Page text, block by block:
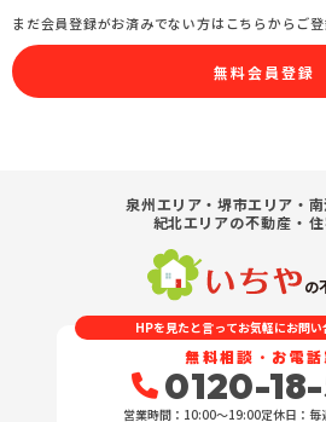
まだ会員登録がお済みでない方はこちらからご登
無料会員登録
泉州エリア・堺市エリア・南
紀北エリアの不動産・
の
HPを見たと言ってお気軽にお問
無料相談・お電話
0120-
営業時間：10:00〜19:00定休日：毎